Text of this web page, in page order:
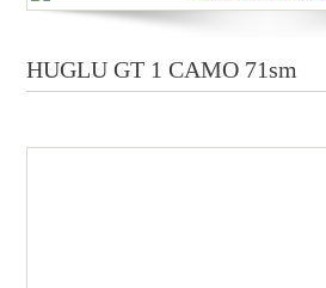
HUGLU GT 1 CAMO 71sm